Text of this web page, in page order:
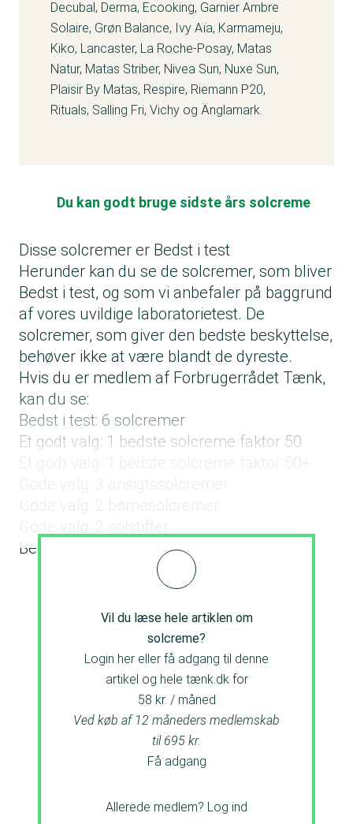
Decubal, Derma, Ecooking, Garnier Ambre
Solaire, Grøn Balance, Ivy Aïa, Karmameju,
Kiko, Lancaster, La Roche-Posay, Matas
Natur, Matas Striber, Nivea Sun, Nuxe Sun,
Plaisir By Matas, Respire, Riemann P20,
Rituals, Salling Fri, Vichy og Änglamark.
Du kan godt bruge sidste års solcreme
Disse solcremer er Bedst i test
Herunder kan du se de solcremer, som bliver
Bedst i test, og som vi anbefaler på baggrund
af vores uvildige laboratorietest. De
solcremer, som giver den bedste beskyttelse,
behøver ikke at være blandt de dyreste.
Hvis du er medlem af Forbrugerrådet Tænk,
kan du se:
Bedst i test: 6 solcremer
Et godt valg: 1 bedste solcreme faktor 50
Gode valg: 3 ansigtssolcremer
Gode valg: 2 børnesolcremer
Gode valg: 2 solstifter
Bedst i test: Her er testvinderne
Vil du læse hele artiklen om
solcreme?
Login her eller få adgang til denne
artikel og hele tænk.dk for
58 kr. / måned
Ved køb af 12 måneders medlemskab
til 695 kr.
Få adgang
Allerede medlem? Log ind